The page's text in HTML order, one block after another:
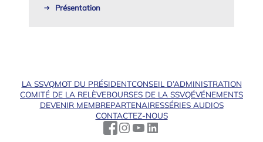
Présentation
LA SSVQMOT DU PRÉSIDENTCONSEIL D’ADMINISTRATION
COMITÉ DE LA RELÈVEBOURSES DE LA SSVQÉVÉNEMENTS
DEVENIR MEMBREPARTENAIRESSÉRIES AUDIOS
CONTACTEZ-NOUS